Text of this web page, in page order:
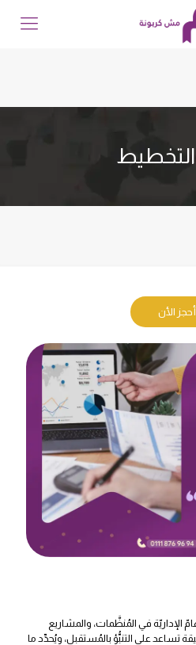
التخطيط
أحجز الأن
الإداريّة في المُنظَّمات، والمشاريع
تساعد على التنبُّؤ بالمُستقبل، ويُحدِّد ما